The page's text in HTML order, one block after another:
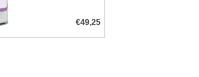
€49,25